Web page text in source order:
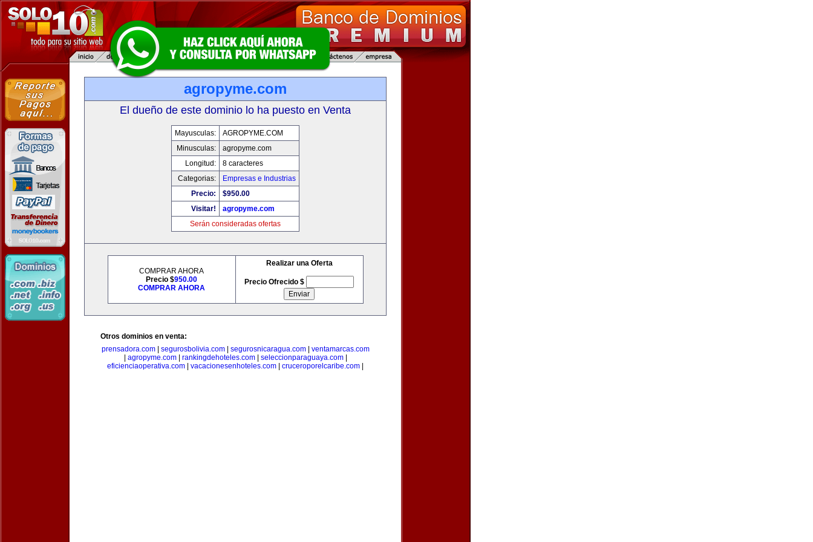
agropyme.com
El dueño de este dominio lo ha puesto en Venta
Mayusculas:
AGROPYME.COM
Minusculas:
agropyme.com
Longitud:
8 caracteres
Categorias:
Empresas e Industrias
Precio:
$950.00
Visitar!
agropyme.com
Serán consideradas ofertas
COMPRAR AHORA
Precio $950.00
COMPRAR AHORA
Realizar una Oferta
Precio Ofrecido $
Otros dominios en venta:
prensadora.com| segurosbolivia.com| segurosnicaragua.com| ventamarcas.com
agropyme.com| rankingdehoteles.com| seleccionparaguaya.com|
eficienciaoperativa.com
vacacionesenhoteles.com cruceroporelcaribe.com